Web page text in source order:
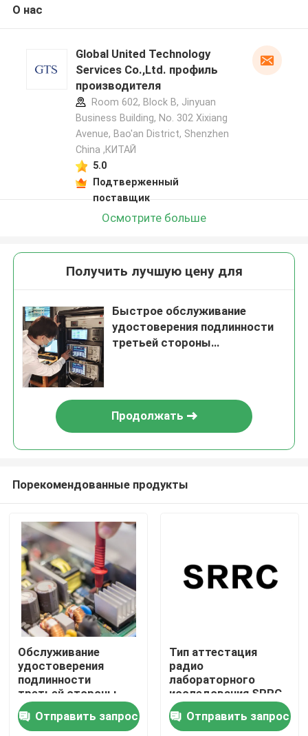
Дом
испытывая продукты
Обслуживание аттестации
О нас
Global United Technology
Services Co.,Ltd. профиль
производителя
Room 602, Block B, Jinyuan
Business Building, No. 302 Xixiang
Avenue, Bao'an District, Shenzhen
China ,КИТАЙ
5.0
Подтверженный
поставщик
Осмотрите больше
Получить лучшую цену для
Быстрое обслуживание
удостоверения подлинности
третьей стороны
Продолжать
Порекомендованные продукты
Обслуживание
удостоверения
подлинности
третьей стороны
продуктов
материальных
Отправить запрос
Тип аттестация
радио
лабораторного
исследования SRRC
RF принудительная
Отправить запрос